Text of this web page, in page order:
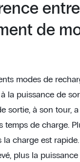
de
modes de
la puissance de
sortie, à son tour,
temps de charge.
la charge est
plus la